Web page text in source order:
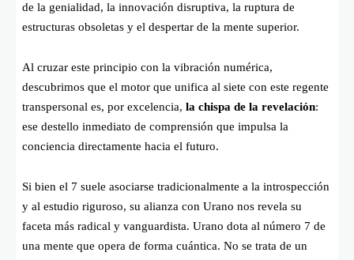
de la genialidad, la innovación disruptiva, la ruptura de
estructuras obsoletas y el despertar de la mente superior.
Al cruzar este principio con la vibración numérica,
descubrimos que el motor que unifica al siete con este regente
transpersonal es, por excelencia, la chispa de la revelación:
ese destello inmediato de comprensión que impulsa la
conciencia directamente hacia el futuro.
Si bien el 7 suele asociarse tradicionalmente a la introspección
y al estudio riguroso, su alianza con Urano nos revela su
faceta más radical y vanguardista. Urano dota al número 7 de
una mente que opera de forma cuántica. No se trata de un